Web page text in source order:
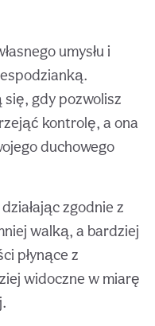
umysłu i
gdy pozwolisz
kontrolę, a ona
duchowego
zgodnie z
walką, a bardziej
płynące z
widoczne w miarę